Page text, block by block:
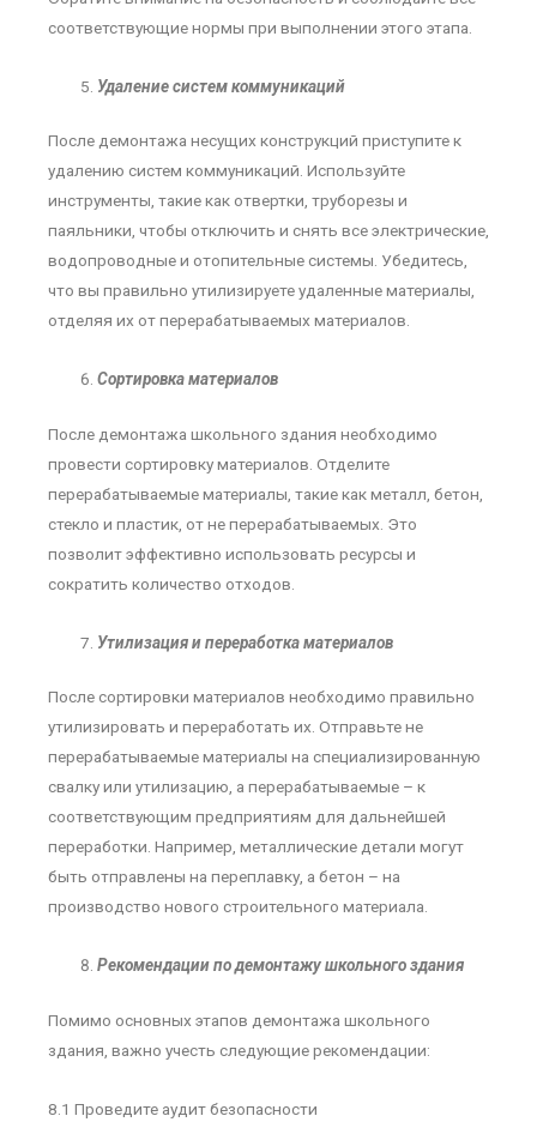
соответствующие нормы при выполнении этого этапа.
Удаление систем коммуникаций
После демонтажа несущих конструкций приступите к
удалению систем коммуникаций. Используйте
инструменты, такие как отвертки, труборезы и
паяльники, чтобы отключить и снять все электрические,
водопроводные и отопительные системы. Убедитесь,
что вы правильно утилизируете удаленные материалы,
отделяя их от перерабатываемых материалов.
Сортировка материалов
После демонтажа школьного здания необходимо
провести сортировку материалов. Отделите
перерабатываемые материалы, такие как металл, бетон,
стекло и пластик, от не перерабатываемых. Это
позволит эффективно использовать ресурсы и
сократить количество отходов.
Утилизация и переработка материалов
После сортировки материалов необходимо правильно
утилизировать и переработать их. Отправьте не
перерабатываемые материалы на специализированную
свалку или утилизацию, а перерабатываемые – к
соответствующим предприятиям для дальнейшей
переработки. Например, металлические детали могут
быть отправлены на переплавку, а бетон – на
производство нового строительного материала.
Рекомендации по демонтажу школьного здания
Помимо основных этапов демонтажа школьного
здания, важно учесть следующие рекомендации:
8.1 Проведите аудит безопасности